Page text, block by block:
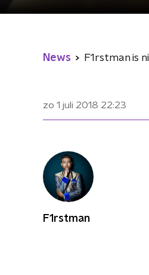
News F1rstman is
zo 1 juli 2018 22:23
F1rstman